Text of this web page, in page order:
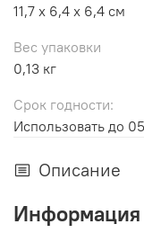
11,7 x 6,4 x 6,4 см
Вес упаковки
0,13 кг
Срок годности:
Использовать до
Описание
Информация